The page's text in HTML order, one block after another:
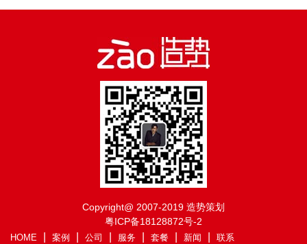
Copyright@ 2007-2019 造势策划
粤ICP备18128872号-2
HOME 案例 公司 服务 套餐 新闻 联系